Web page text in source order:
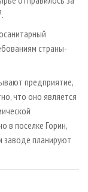
страны-
предприятие,
что оно является
в поселке Горин,
заводе планируют